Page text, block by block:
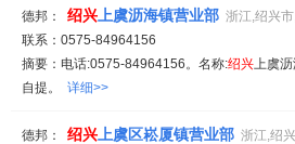
德邦： 绍兴 上虞沥海镇营业部 浙江,绍兴
联系：0575-84964156
摘要：电话:0575-84964156。名称:绍兴上虞
自提。 详细>>
德邦： 绍兴 上虞区崧厦镇营业部 浙江,绍